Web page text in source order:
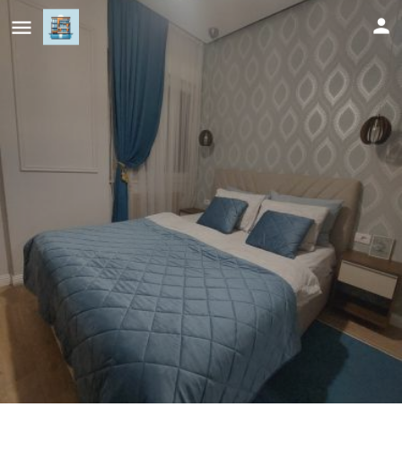
Stefan Lux Apartment